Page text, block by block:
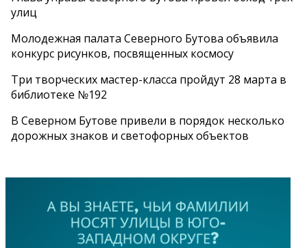
улиц
Молодежная палата Северного Бутова объявила
конкурс рисунков, посвященных космосу
Три творческих мастер-класса пройдут 28 марта в
библиотеке №192
В Северном Бутове привели в порядок несколько
дорожных знаков и светофорных объектов